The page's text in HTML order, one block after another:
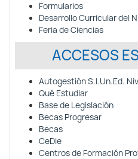
Formularios
Desarrollo Curricular del
Feria de Ciencias
ACCESOS
Autogestión S.I.Un.Ed.
Qué Estudiar
Base de Legislación
Becas Progresar
Becas
CeDie
Centros de Formación